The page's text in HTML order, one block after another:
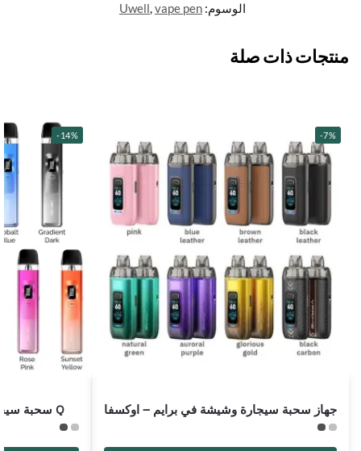
الوسوم:
Uwell,vape pen
منتجات ذات صلة
-7%
جهاز سحبة سيجارة وشيشة في برايم – اوكسفا
-14%
Q سحبة سيجارة ويناكس